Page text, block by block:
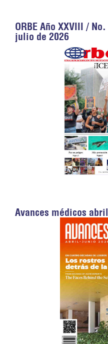
ORBE Año XXVIII /
julio de 2026
Avances médicos